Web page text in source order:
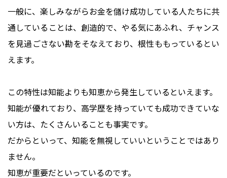
一般に、楽しみながらお金を儲け成功している人たちに共
通していることは、創造的で、やる気にあふれ、チャンス
を見過ごさない勘をそなえており、根性ももっているとい
えます。
この特性は知能よりも知恵から発生しているといえます。
知能が優れており、高学歴を持っていても成功できていな
い方は、たくさんいることも事実です。
だからといって、知能を無視していいということではあり
ません。
知恵が重要だといっているのです。